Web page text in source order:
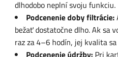
dlhodobo neplní svoju funkciu.
Podcenenie doby filtrácie:
bežať dostatočne dlho. Ak sa
raz za 4–6 hodín, jej kvalita